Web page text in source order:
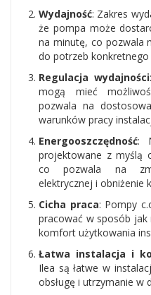
Wydajność: Zakres
że pompa może
na minutę, co pozwala
do potrzeb
Regulacja wydajności
mogą mieć
pozwala na
warunków pracy
Energooszczędność:
projektowane z myślą
co pozwala na
elektrycznej i obniżenie
Cicha praca: Pompy
pracować w sposób jak
komfort użytkowania
Łatwa instalacja i
Ilea są łatwe w
obsługę i utrzymanie w